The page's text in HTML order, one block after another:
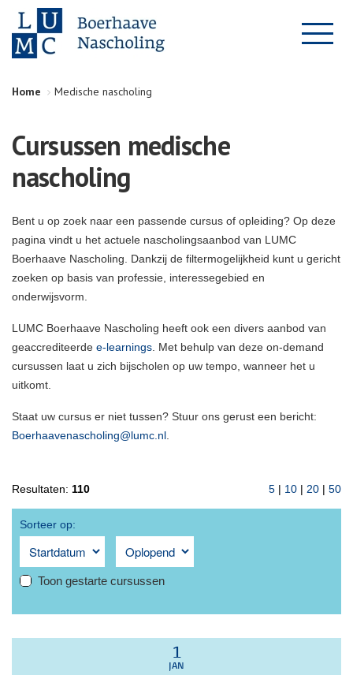
Home Medische nascholing
Cursussen medische
nascholing
Bent u op zoek naar een passende cursus of opleiding? Op deze
pagina vindt u het actuele nascholingsaanbod van LUMC
Boerhaave Nascholing. Dankzij de filtermogelijkheid kunt u gericht
zoeken op basis van professie, interessegebied en
onderwijsvorm.
LUMC Boerhaave Nascholing heeft ook een divers aanbod van
geaccrediteerde e-learnings . Met behulp van deze on-demand
cursussen laat u zich bijscholen op uw tempo, wanneer het u
uitkomt.
Staat uw cursus er niet tussen? Stuur ons gerust een bericht:
Boerhaavenascholing@lumc.nl
Resultaten: 110 5 | 10 | 20 | 50
Sorteer op:
Toon gestarte cursussen
1
JAN